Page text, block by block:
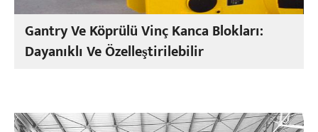
Gantry Ve Köprülü Vinç Kanca Blokları:
Dayanıklı Ve Özelleştirilebilir